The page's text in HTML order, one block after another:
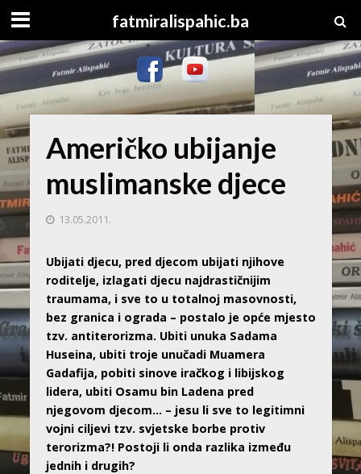
fatmiralispahic.ba
Američko ubijanje
muslimanske djece
13.05.2011.
Ubijati djecu, pred djecom ubijati njihove
roditelje, izlagati djecu najdrastičnijim
traumama, i sve to u totalnoj masovnosti,
bez granica i ograda – postalo je opće mjesto
tzv. antiterorizma. Ubiti unuka Sadama
Huseina, ubiti troje unučadi Muamera
Gadafija, pobiti sinove iračkog i libijskog
lidera, ubiti Osamu bin Ladena pred
njegovom djecom… – jesu li sve to legitimni
vojni ciljevi tzv. svjetske borbe protiv
terorizma?! Postoji li onda razlika između
jednih i drugih?